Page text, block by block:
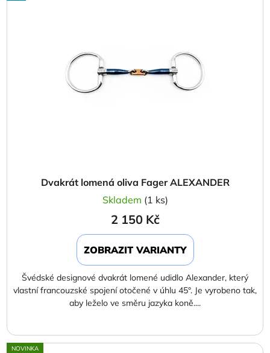
Dvakrát lomená oliva Fager ALEXANDER
Skladem (1 ks)
2 150 Kč
ZOBRAZIT VARIANTY
Švédské designové dvakrát lomené udidlo Alexander, který
vlastní francouzské spojení otočené v úhlu 45°. Je vyrobeno tak,
aby leželo ve směru jazyka koně....
NOVINKA